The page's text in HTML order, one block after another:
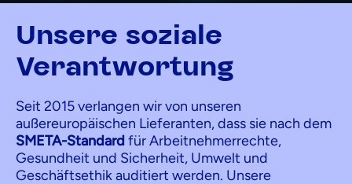
Unsere soziale
Verantwortung
Seit 2015 verlangen wir von unseren
außereuropäischen Lieferanten, dass sie nach dem
SMETA-Standard für Arbeitnehmerrechte,
Gesundheit und Sicherheit, Umwelt und
Geschäftsethik auditiert werden. Unsere